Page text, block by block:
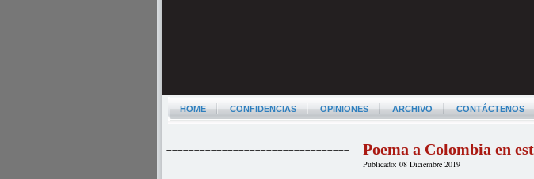
HOME CONFIDENCIAS OPINIONES ARCHIVO CONTÁCTENOS
––––––––––––––––––––––––––––––––– Poema a Colombia en
Publicado: 08 Diciembre 2019